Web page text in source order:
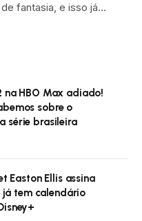
fantasia, e isso já…
na HBO Max adiado!
sobre o
série brasileira
Easton Ellis assina
já tem calendário